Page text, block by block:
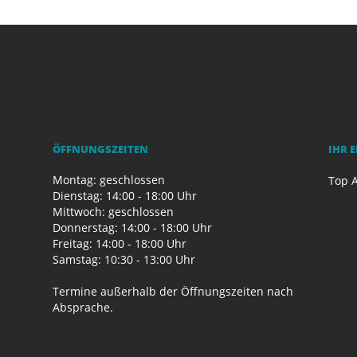
ÖFFNUNGSZEITEN
Montag: geschlossen
Dienstag: 14:00 - 18:00 Uhr
Mittwoch: geschlossen
Donnerstag: 14:00 - 18:00 Uhr
Freitag: 14:00 - 18:00 Uhr
Samstag: 10:30 - 13:00 Uhr
Termine außerhalb der Öffnungszeiten nach
Absprache.
IHR
Top